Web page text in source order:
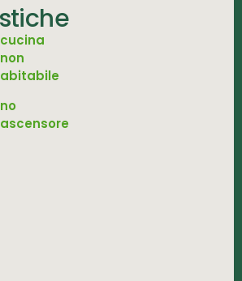
cucina
non
abitabile
no
ascensore